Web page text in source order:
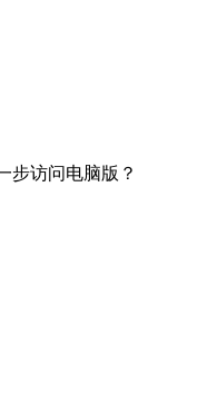
步访问电脑版？